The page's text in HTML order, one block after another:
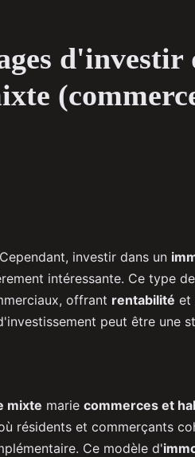
d'investir
investir dans un
intéressante. Ce type
offrant rentabilité et
peut être une
mixte marie commerces et
résidents et commerçants
Ce modèle d'